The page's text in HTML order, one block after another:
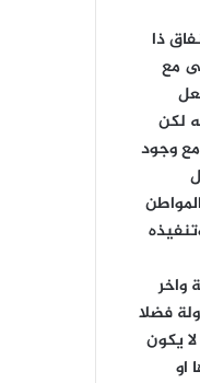
ذا
مع
يجعل
لكن
وجود
واخر
فضلا
يكون
او